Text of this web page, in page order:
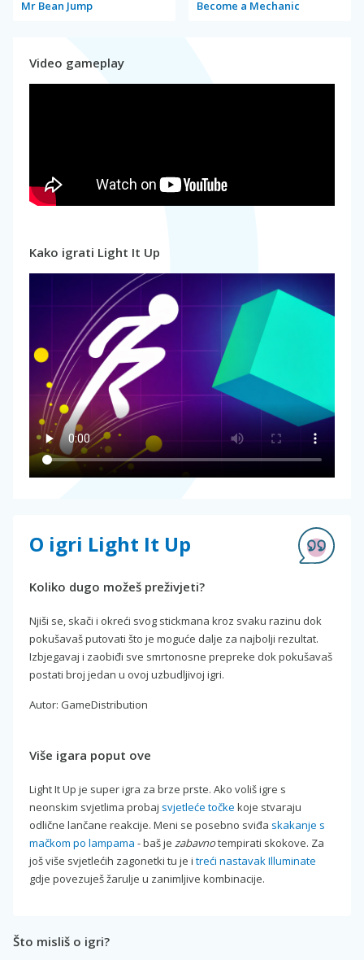
Mr Bean Jump Become a Mechanic
Video gameplay
Kako igrati Light It Up
O igri Light It Up
Koliko dugo možeš preživjeti?
Njiši se, skači i okreći svog stickmana kroz svaku razinu dok
pokušavaš putovati što je moguće dalje za najbolji rezultat.
Izbjegavaj i zaobiđi sve smrtonosne prepreke dok pokušavaš
postati broj jedan u ovoj uzbudljivoj igri.
Autor: GameDistribution
Više igara poput ove
Light It Up je super igra za brze prste. Ako voliš igre s
neonskim svjetlima probaj svjetleće točke koje stvaraju
odlične lančane reakcije. Meni se posebno sviđa skakanje s
mačkom po lampama - baš je zabavnotempirati skokove. Za
još više svjetlećih zagonetki tu je i treći nastavak Illuminate
gdje povezuješ žarulje u zanimljive kombinacije.
Što misliš o igri?